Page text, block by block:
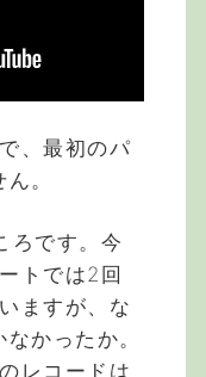
、最初のパ
。
ろです。今
トでは2回
ますが、な
かったか。
レコードは